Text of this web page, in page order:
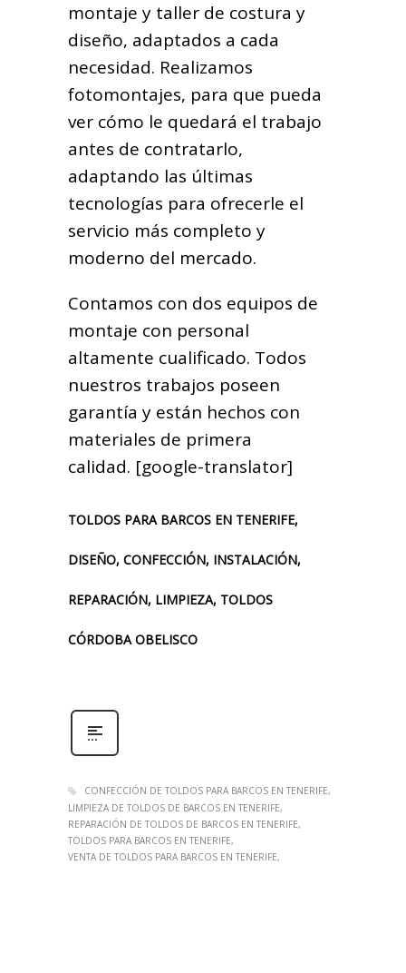
montaje y taller de costura y
diseño, adaptados a cada
necesidad. Realizamos
fotomontajes, para que pueda
ver cómo le quedará el trabajo
antes de contratarlo,
adaptando las últimas
tecnologías para ofrecerle el
servicio más completo y
moderno del mercado.
Contamos con dos equipos de
montaje con personal
altamente cualificado. Todos
nuestros trabajos poseen
garantía y están hechos con
materiales de primera
calidad. [google-translator]
TOLDOS PARA BARCOS EN TENERIFE,
DISEÑO, CONFECCIÓN, INSTALACIÓN,
REPARACIÓN, LIMPIEZA, TOLDOS
CÓRDOBA OBELISCO
CONFECCIÓN DE TOLDOS PARA BARCOS EN TENERIFE
LIMPIEZA DE TOLDOS DE BARCOS EN TENERIFE
REPARACIÓN DE TOLDOS DE BARCOS EN TENERIFE
TOLDOS PARA BARCOS EN TENERIFE
VENTA DE TOLDOS PARA BARCOS EN TENERIFE